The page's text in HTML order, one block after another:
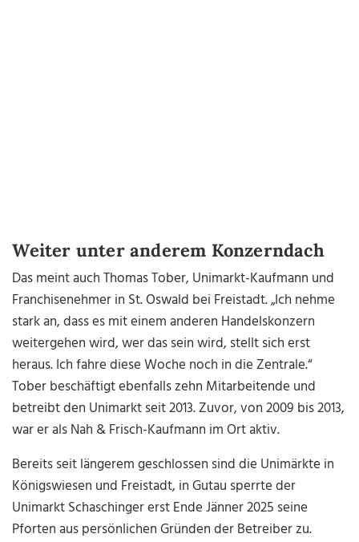
Weiter unter anderem Konzerndach
Das meint auch Thomas Tober, Unimarkt-Kaufmann und
Franchisenehmer in St. Oswald bei Freistadt. „Ich nehme
stark an, dass es mit einem anderen Handelskonzern
weitergehen wird, wer das sein wird, stellt sich erst
heraus. Ich fahre diese Woche noch in die Zentrale.“
Tober beschäftigt ebenfalls zehn Mitarbeitende und
betreibt den Unimarkt seit 2013. Zuvor, von 2009 bis 2013,
war er als Nah & Frisch-Kaufmann im Ort aktiv.
Bereits seit längerem geschlossen sind die Unimärkte in
Königswiesen und Freistadt, in Gutau sperrte der
Unimarkt Schaschinger erst Ende Jänner 2025 seine
Pforten aus persönlichen Gründen der Betreiber zu.